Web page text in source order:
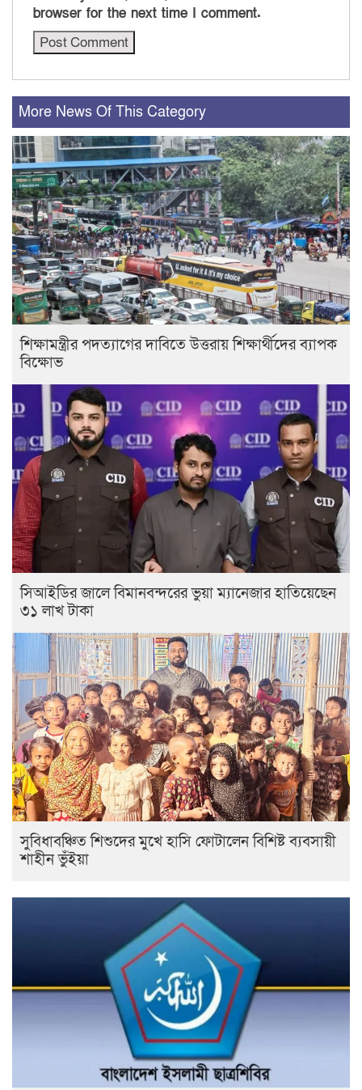
browser for the next time I comment.
More News Of This Category
শিক্ষামন্ত্রীর পদত্যাগের দাবিতে উত্তরায় শিক্ষার্থীদের ব্যাপক
বিক্ষোভ ​
সিআইডির জালে বিমানবন্দরের ভুয়া ম্যানেজার হাতিয়েছেন
৩১ লাখ টাকা
সুবিধাবঞ্চিত শিশুদের মুখে হাসি ফোটালেন বিশিষ্ট ব্যবসায়ী
শাহীন ভুঁইয়া